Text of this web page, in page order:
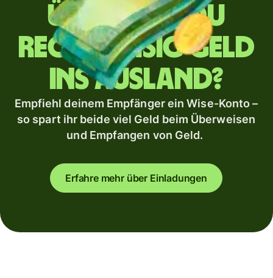
Überweist du
regelmäßig Geld
ins Ausland?
Empfiehl deinem Empfänger ein Wise-Konto –
so spart ihr beide viel Geld beim Überweisen
und Empfangen von Geld.
Erfahre mehr über Einladungen